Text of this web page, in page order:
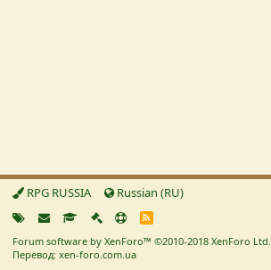
RPG RUSSIA Russian (RU)
R
S
Forum software by XenForo™ ©2010-2018 XenForo Ltd.
Перевод: xen-foro.com.ua